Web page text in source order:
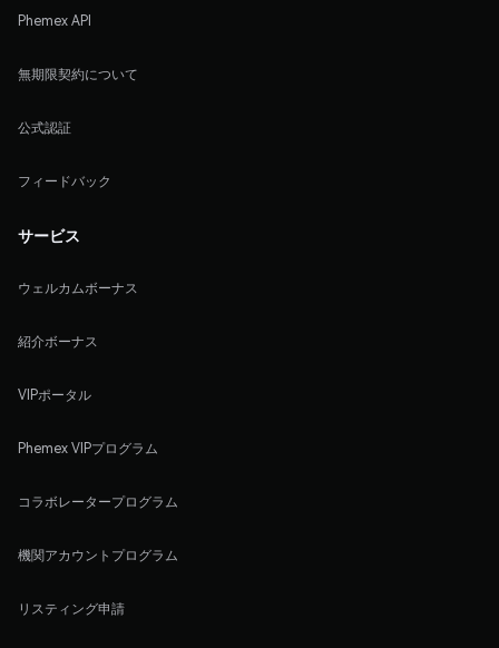
Phemex API
無期限契約について
公式認証
フィードバック
サービス
ウェルカムボーナス
紹介ボーナス
VIPポータル
Phemex VIPプログラム
コラボレータープログラム
機関アカウントプログラム
リスティング申請